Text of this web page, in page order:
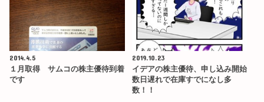
2014.4.5
１月取得 サムコの株主優待到着
です
2019.10.23
イデアの株主優待、申し込み開始
数日遅れで在庫すでになし多
数！！